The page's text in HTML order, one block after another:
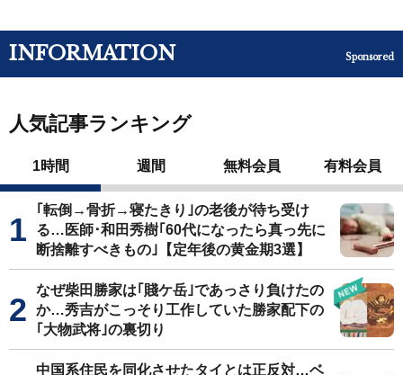
INFORMATION Sponsored
人気記事ランキング
1時間 週間 無料会員 有料会員
｢転倒→骨折→寝たきり｣の老後が待ち受け
る…医師･和田秀樹｢60代になったら真っ先に
断捨離すべきもの｣【定年後の黄金期3選】
なぜ柴田勝家は｢賤ケ岳｣であっさり負けたの
か…秀吉がこっそり工作していた勝家配下の
｢大物武将｣の裏切り
中国系住民を同化させたタイとは正反対…ベ